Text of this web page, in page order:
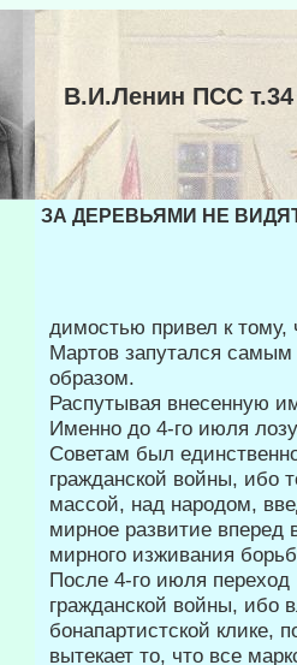
В.И.Ленин ПСС
ЗА ДЕРЕВЬЯМИ НЕ
димостью привел к тому,
Мартов запутался
образом.
Распутывая внесенную
Именно до 4-го июля
Советам был
гражданской вой­ны, ибо
массой, над народом,
мирное развитие вперед
мирного изживания
После 4-го июля
гражданской вой­ны, ибо
бонапартистской клике,
вытекает то, что все